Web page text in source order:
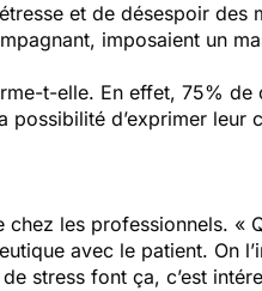
et de désespoir des
imposaient un
t-elle. En effet, 75% de
d’exprimer leur
les professionnels. «
avec le patient. On
stress font ça, c’est